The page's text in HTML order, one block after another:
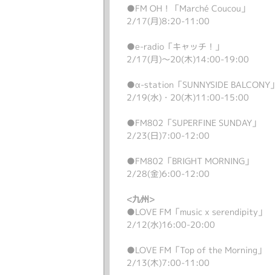
●FM OH！「Marché Coucou」
2/17(月)8:20-11:00
●e-radio「キャッチ！」
2/17(月)～20(木)14:00-19:00
●α-station「SUNNYSIDE BALCONY」
2/19(水)・20(木)11:00-15:00
●FM802「SUPERFINE SUNDAY」
2/23(日)7:00-12:00
●FM802「BRIGHT MORNING」
2/28(金)6:00-12:00
<九州>
●LOVE FM「music x serendipity」
2/12(水)16:00-20:00
●LOVE FM「Top of the Morning」
2/13(木)7:00-11:00